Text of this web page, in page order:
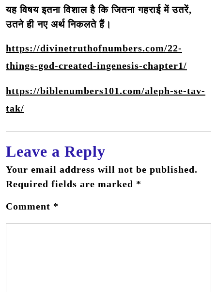
यह विषय इतना विशाल है कि जितना गहराई में उतरें,
उतने ही नए अर्थ निकलते हैं।
https://divinetruthofnumbers.com/22-
things-god-created-ingenesis-chapter1/
https://biblenumbers101.com/aleph-se-tav-
tak/
Leave a Reply
Your email address will not be published.
Required fields are marked *
Comment *